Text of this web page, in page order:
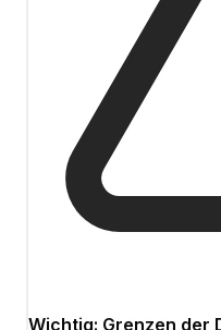
Wichtig: Grenzen der